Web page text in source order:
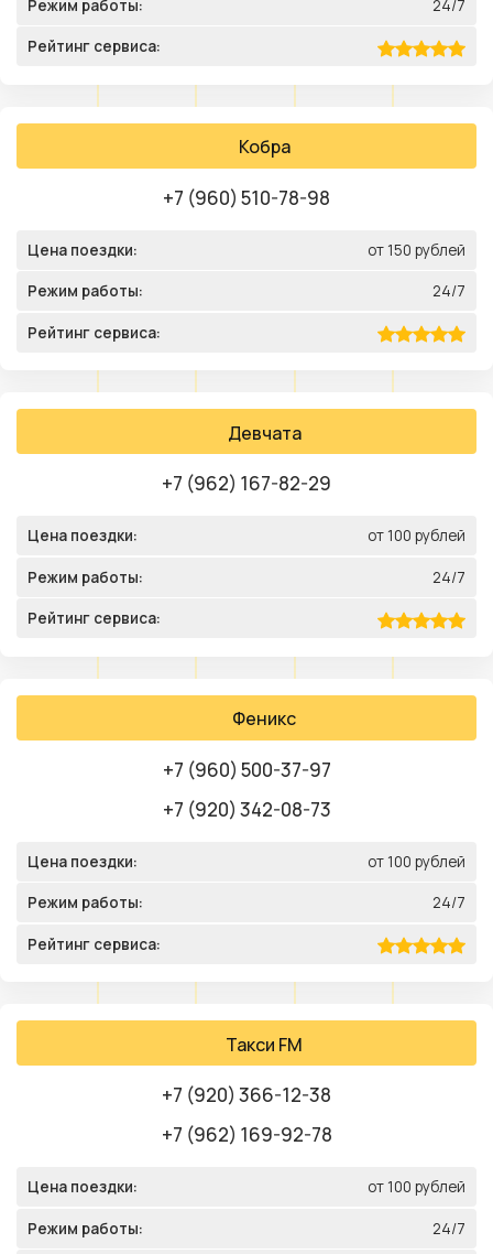
Режим работы: 24/7
Рейтинг сервиса:
Кобра
+7 (960) 510-78-98
Цена поездки: от 150 рублей
Режим работы: 24/7
Рейтинг сервиса:
Девчата
+7 (962) 167-82-29
Цена поездки: от 100 рублей
Режим работы: 24/7
Рейтинг сервиса:
Феникс
+7 (960) 500-37-97
+7 (920) 342-08-73
Цена поездки: от 100 рублей
Режим работы: 24/7
Рейтинг сервиса:
Такси FM
+7 (920) 366-12-38
+7 (962) 169-92-78
Цена поездки: от 100 рублей
Режим работы: 24/7